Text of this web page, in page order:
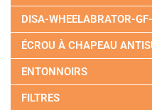
DISA-WHEELABRATOR-
ÉCROU À CHAPEAU
ENTONNOIRS
FILTRES